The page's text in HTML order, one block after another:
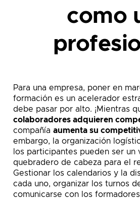
como
Para una empresa, poner en
formación es un acelerador
debe pasar por alto. ¡Mientras
colaboradores adquieren
compañíaaumenta su
embargo, la organización
los participantes pueden ser un
quebradero de cabeza para el
Gestionar los calendarios y la
cada uno, organizar los turnos
comunicarse con los